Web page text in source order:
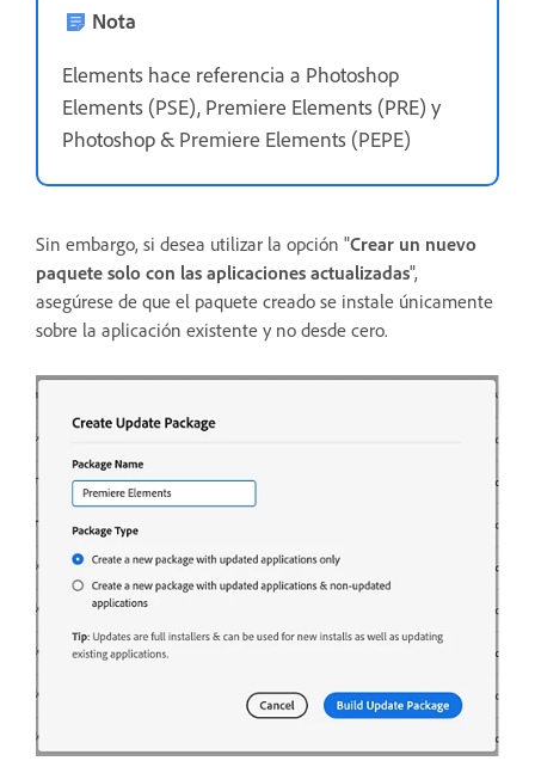
Nota
Elements hace referencia a Photoshop
Elements (PSE), Premiere Elements (PRE) y
Photoshop & Premiere Elements (PEPE)
Sin embargo, si desea utilizar la opción "Crear un nuevo
paquete solo con las aplicaciones actualizadas",
asegúrese de que el paquete creado se instale únicamente
sobre la aplicación existente y no desde cero.